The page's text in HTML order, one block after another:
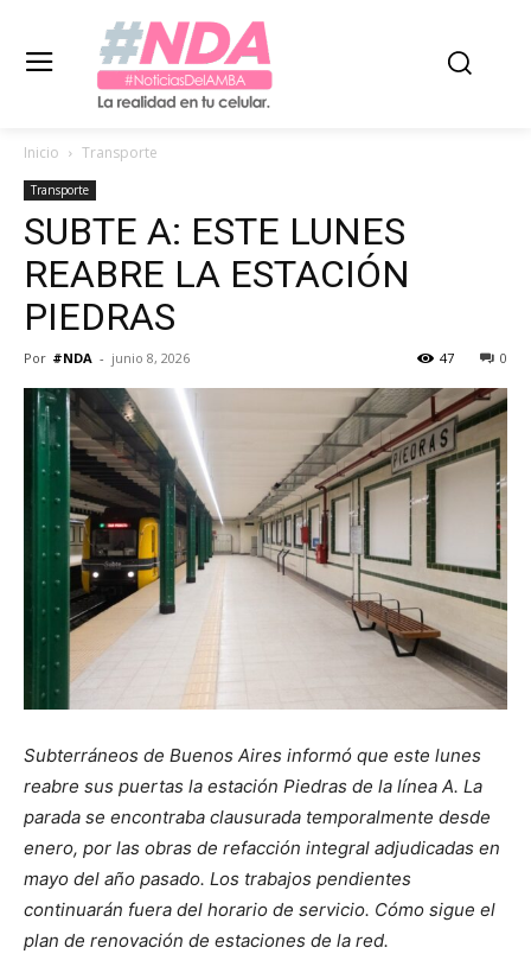
Inicio Transporte
Transporte
SUBTE A: ESTE LUNES
REABRE LA ESTACIÓN
PIEDRAS
Por #NDA - junio 8, 2026 0
47
Subterráneos de Buenos Aires informó que este lunes
reabre sus puertas la estación Piedras de la línea A. La
parada se encontraba clausurada temporalmente desde
enero, por las obras de refacción integral adjudicadas en
mayo del año pasado. Los trabajos pendientes
continuarán fuera del horario de servicio. Cómo sigue el
plan de renovación de estaciones de la red.